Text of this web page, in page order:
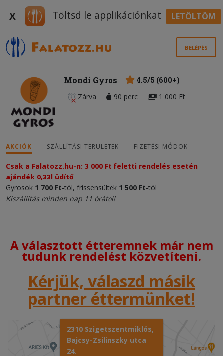
X Töltsd le applikációnkat LETÖLTÖM
BELÉPÉS
Mondi Gyros
4.5/5 (600+)
Zárva
90 perc 1 000 Ft
AKCIÓK SZÁLLÍTÁSI TERÜLETEK FIZETÉSI MÓDOK
Csak a Falatozz.hu-n: 3 000 Ft feletti rendelés esetén
ajándék 0,33l üdítő
Gyrosok 1 700 Ft-tól, frissensültek 1 500 Ft-tól
Kiszállítás minden nap 11 órától!
A választott étteremnek már nem
tudunk rendelést közvetíteni.
Kérjük, válaszd másik
partner éttermünket!
2310 Szigetszentmiklós,
Bajcsy-Zsilinszky utca
24.